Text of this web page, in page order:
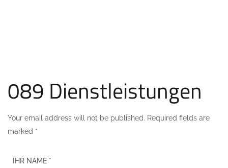
089 Dienstleistungen
Your email address will not be published. Required fields are
marked *